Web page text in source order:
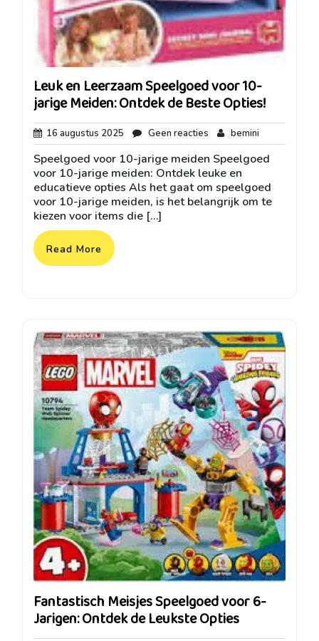
Leuk en Leerzaam Speelgoed voor 10-
jarige Meiden: Ontdek de Beste Opties!
16 augustus 2025 16
augustus
2025
Geen reacties Geen
reacties
bemini
Speelgoed voor 10-jarige meiden Speelgoed
voor 10-jarige meiden: Ontdek leuke en
educatieve opties Als het gaat om speelgoed
voor 10-jarige meiden, is het belangrijk om te
kiezen voor items die […]
Read More
Fantastisch Meisjes Speelgoed voor 6-
Jarigen: Ontdek de Leukste Opties